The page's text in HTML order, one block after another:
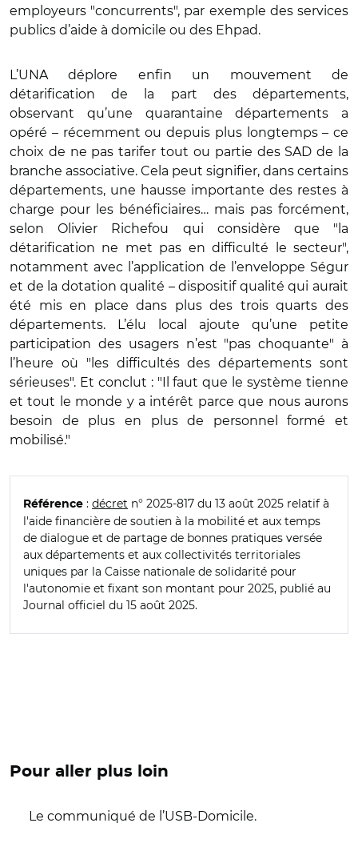
employeurs "concurrents", par exemple des services
publics d’aide à domicile ou des Ehpad.
L’UNA déplore enfin un mouvement de
détarification de la part des départements,
observant qu’une quarantaine départements a
opéré – récemment ou depuis plus longtemps – ce
choix de ne pas tarifer tout ou partie des SAD de la
branche associative. Cela peut signifier, dans certains
départements, une hausse importante des restes à
charge pour les bénéficiaires… mais pas forcément,
selon Olivier Richefou qui considère que "la
détarification ne met pas en difficulté le secteur",
notamment avec l’application de l’enveloppe Ségur
et de la dotation qualité – dispositif qualité qui aurait
été mis en place dans plus des trois quarts des
départements. L’élu local ajoute qu’une petite
participation des usagers n’est "pas choquante" à
l’heure où "les difficultés des départements sont
sérieuses". Et conclut : "Il faut que le système tienne
et tout le monde y a intérêt parce que nous aurons
besoin de plus en plus de personnel formé et
mobilisé."
Référence : décret n° 2025-817 du 13 août 2025 relatif à
l'aide financière de soutien à la mobilité et aux temps
de dialogue et de partage de bonnes pratiques versée
aux départements et aux collectivités territoriales
uniques par la Caisse nationale de solidarité pour
l'autonomie et fixant son montant pour 2025, publié au
Journal officiel du 15 août 2025.
Pour aller plus loin
Le communiqué de l’USB-Domicile.